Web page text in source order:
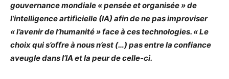
gouvernance mondiale « pensée et organisée » de
l’intelligence artificielle (IA) afin de ne pas improviser
« l’avenir de l’humanité » face à ces technologies. « Le
choix qui s’offre à nous n’est (…) pas entre la confiance
aveugle dans l’IA et la peur de celle-ci.